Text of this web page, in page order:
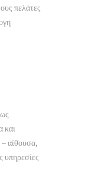
πελάτες
και
αίθουσα,
υπηρεσίες